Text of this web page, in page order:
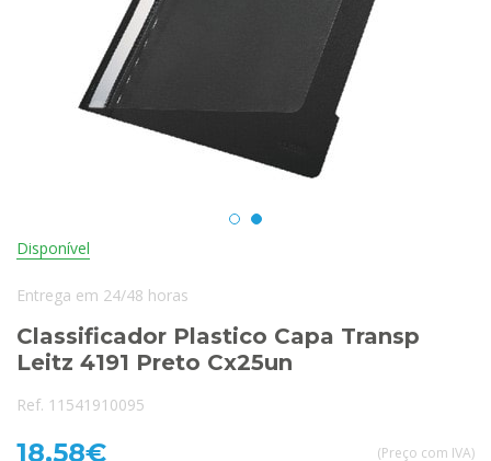
Disponível
Entrega em 24/48 horas
Classificador Plastico Capa Transp
Leitz 4191 Preto Cx25un
Ref. 11541910095
18,58€ (Preço com IVA)